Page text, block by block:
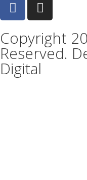
Copyright
Reserved.
Digital